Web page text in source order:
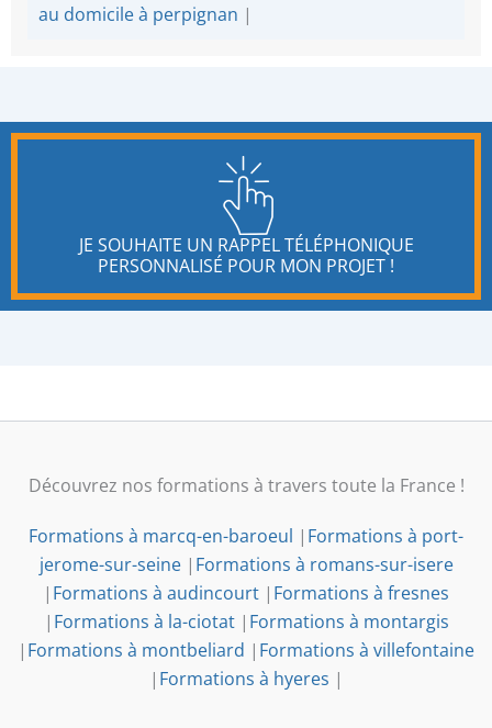
au domicile à perpignan |
JE SOUHAITE UN RAPPEL TÉLÉPHONIQUE
PERSONNALISÉ POUR MON PROJET !
Découvrez nos formations à travers toute la France !
Formations à marcq-en-baroeul | Formations à port-
jerome-sur-seine| Formations à romans-sur-isere
| Formations à audincourt | Formations à fresnes
| Formations à la-ciotat| Formations à montargis
| Formations à montbeliard | Formations à villefontaine
| Formations à hyeres |